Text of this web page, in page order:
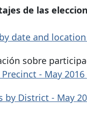
de las
date and
sobre
- May 2016
by District - May